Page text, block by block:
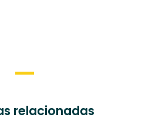
relacionadas